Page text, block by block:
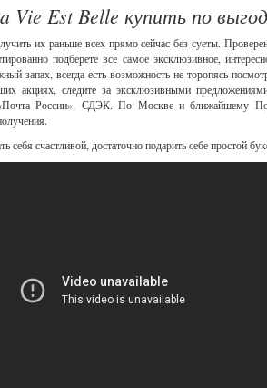
Vie Est Belle купить по
их раньше всех прямо сейчас без суеты.
подберете все самое эксклюзивное,
запах, всегда есть возможность не торопясь
акциях, следите за эксклюзивными
России», СДЭК. По Москве и ближайшему
себя счастливой, достаточно подарить себе